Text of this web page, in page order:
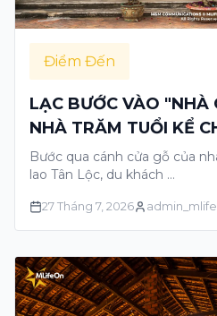
Điểm Đến
LẠC BƯỚC VÀO "NHÀ
NHÀ TRĂM TUỔI KỂ
MIỀN TÂY
Bước qua cánh cửa gỗ của
lao Tân Lộc, du khách …
27 Tháng 7, 2026